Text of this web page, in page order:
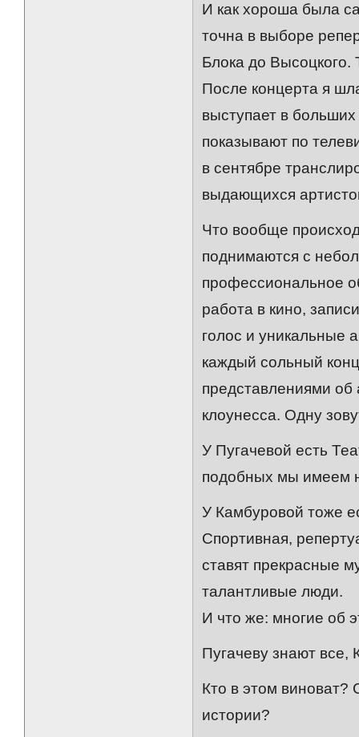
И как хороша была
точна в выборе
Блока до
После концерта я
выступает в
показывают по
в сентябре
выдающихся
Что вообще
поднимаются с
профессиональное
работа в кино,
голос и уникальные
каждый сольный
представлениями
клоунесса. Одну
У Пугачевой есть
подобных мы имеем
У Камбуровой тоже
Спортивная,
ставят прекрасные
талантливые люди.
И что же: многие об
Пугачеву знают все,
Кто в этом
истории?